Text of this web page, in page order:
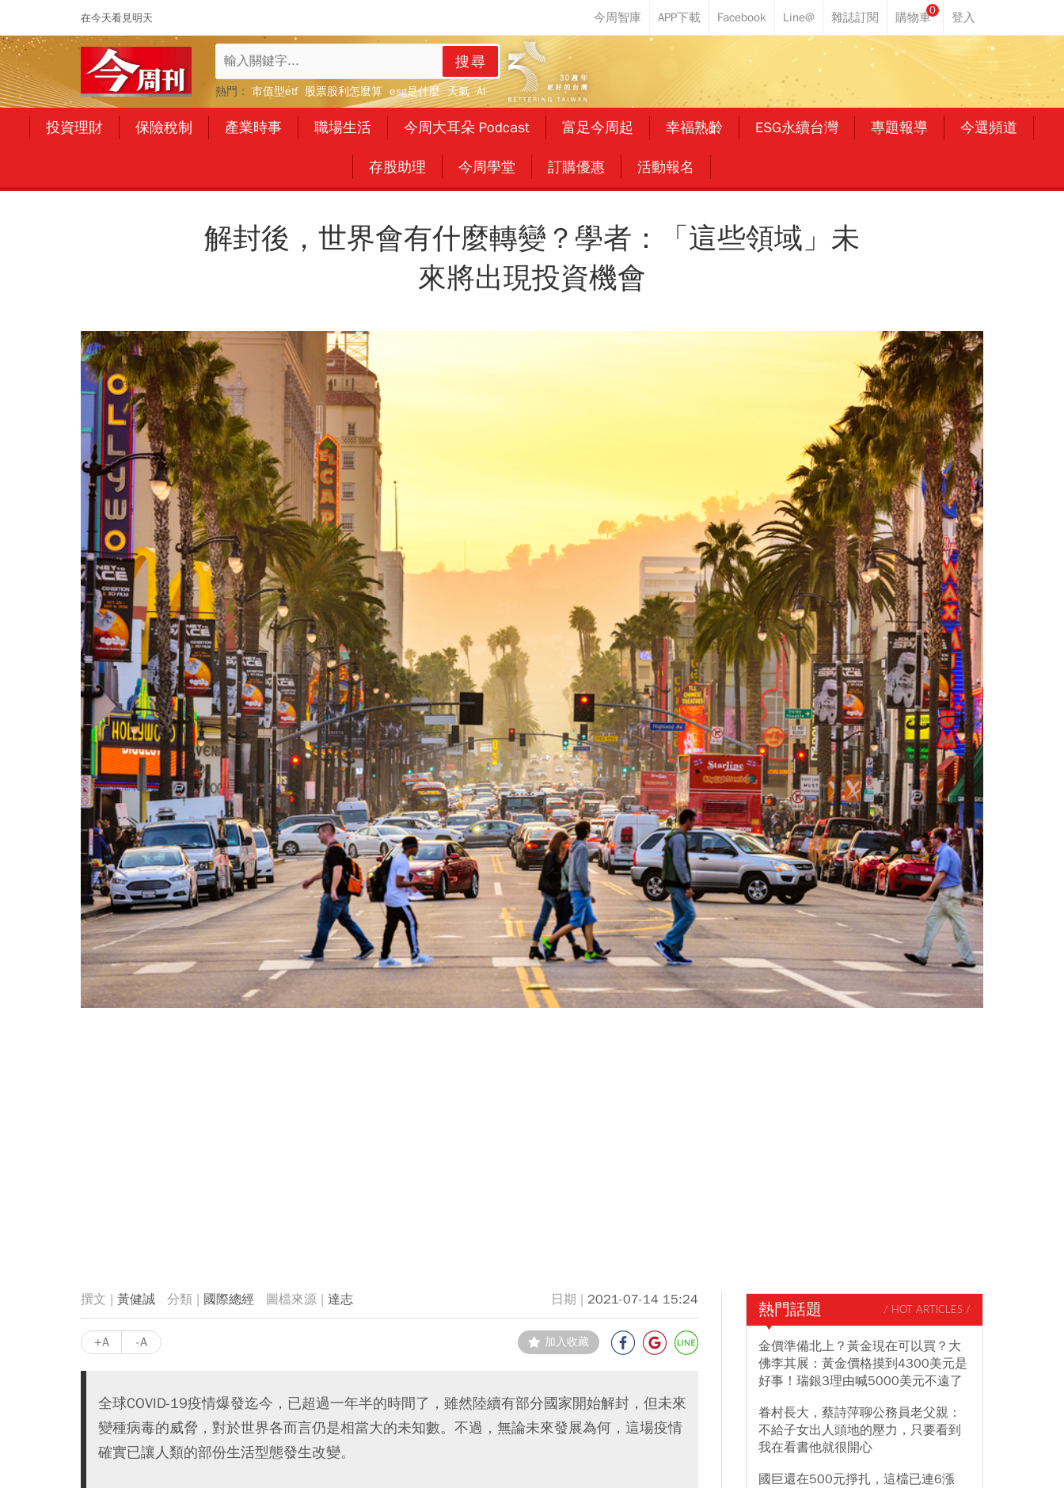
在今天看見明天
0
搜尋
熱門： 市值型etf 股票股利怎麼算 esg是什麼 天氣 AI
投資理財 保險稅制 產業時事 職場生活 今周大耳朵 Podcast 富足今周起 幸福熟齡 ESG永續台灣 專題報導 今選頻道
存股助理 今周學堂 訂購優惠 活動報名
解封後，世界會有什麼轉變？學者：「這些領域」未
來將出現投資機會
黃健誠 國際總經 達志 2021-07-14 15:24
+A -A 加入收藏
全球COVID-19疫情爆發迄今，已超過一年半的時間了，雖然陸續有部分國家開始解封，但未來
變種病毒的威脅，對於世界各而言仍是相當大的未知數。不過，無論未來發展為何，這場疫情
確實已讓人類的部份生活型態發生改變。
熱門話題 / HOT ARTICLES /
金價準備北上？黃金現在可以買？大
佛李其展：黃金價格摸到4300美元是
好事！瑞銀3理由喊5000美元不遠了
眷村長大，蔡詩萍聊公務員老父親：
不給子女出人頭地的壓力，只要看到
我在看書他就很開心
國巨還在500元掙扎，這檔已連6漲